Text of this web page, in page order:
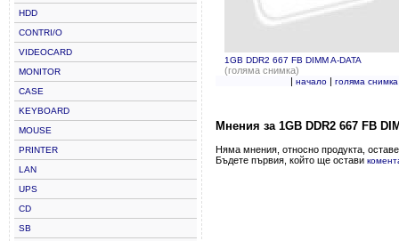
HDD
CONTRI/O
VIDEOCARD
MONITOR
CASE
KEYBOARD
MOUSE
PRINTER
LAN
UPS
CD
SB
1GB DDR2 667 FB DIMM A-DATA
(голяма снимка)
| начало| голяма снимка
Мнения за 1GB DDR2 667 FB
Няма мнения, относно продукта,
Бъдете първия, който ще остави